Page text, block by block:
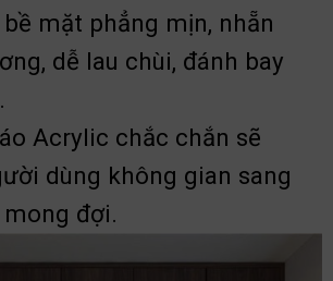
mặt phẳng mịn, nhẵn
dễ lau chùi, đánh bay
Acrylic chắc chắn sẽ
dùng không gian sang
đợi.